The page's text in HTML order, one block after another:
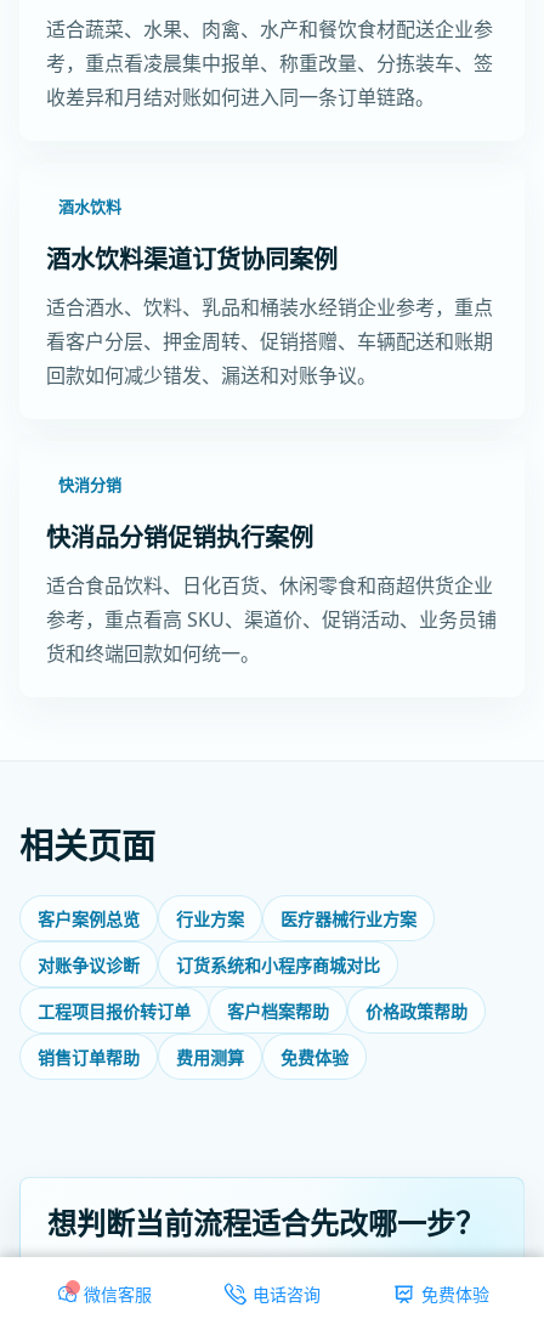
适合蔬菜、水果、肉禽、水产和餐饮食材配送企业参
考，重点看凌晨集中报单、称重改量、分拣装车、签
收差异和月结对账如何进入同一条订单链路。
酒水饮料
酒水饮料渠道订货协同案例
适合酒水、饮料、乳品和桶装水经销企业参考，重点
看客户分层、押金周转、促销搭赠、车辆配送和账期
回款如何减少错发、漏送和对账争议。
快消分销
快消品分销促销执行案例
适合食品饮料、日化百货、休闲零食和商超供货企业
参考，重点看高 SKU、渠道价、促销活动、业务员铺
货和终端回款如何统一。
相关页面
客户案例总览 行业方案
医疗器械行业方案
对账争议诊断
订货系统和小程序商城对比
工程项目报价转订单
客户档案帮助
价格政策帮助
销售订单帮助
费用测算 免费体验
想判断当前流程适合先改哪一步？
可以先做一次订货免费体验，梳理客户下单、价格库
微信客服 电话咨询 免费体验